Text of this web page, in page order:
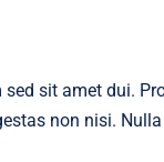
sit amet dui.
non nisi.